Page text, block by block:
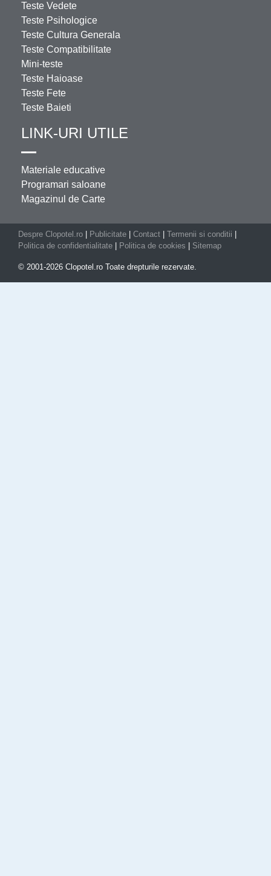
Teste Vedete
Teste Psihologice
Teste Cultura Generala
Teste Compatibilitate
Mini-teste
Teste Haioase
Teste Fete
Teste Baieti
LINK-URI UTILE
Materiale educative
Programari saloane
Magazinul de Carte
Despre Clopotel.ro Publicitate Contact Termenii si conditii
Politica de confidentialitate
Politica de cookies Sitemap
© 2001-2026 Clopotel.ro Toate drepturile rezervate.